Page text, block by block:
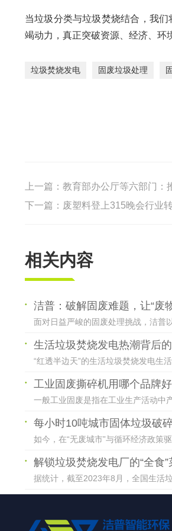
当垃圾分类与垃圾焚烧结合，我
竭动力，真正突破资源、经济、环
垃圾焚烧发电 固废垃圾处理
上一篇： 教育部办公厅等六部门：
下一篇： 废塑料登上315晚会行业
相关内容
洁普：破解固废难题，让“废
面对日益严峻的固废处理挑战，洁普
生活垃圾焚烧发电热潮背后
“红透半边天”的生活垃圾焚烧发电生
工业固废撕碎机用哪个品牌
一般工业固废是指在工业生产活动中
每小时10吨城市固体垃圾破
如今，在“无废城市”与循环经济政策
解锁垃圾焚烧发电厂的“全食”
据统计，截至2023年8月，全国生活